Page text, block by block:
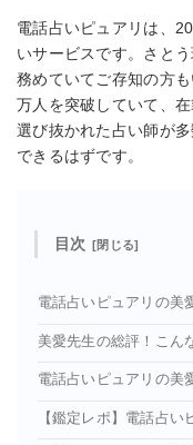
電話占いピュアリは、
いサービスです。さと
務めていてご存知の方
万人を突破していて、
選び抜かれた占い師が
できるはずです。
目次
電話占いピュアリの美
美愛先生の総評！こん
電話占いピュアリの美
【鑑定レポ】電話占